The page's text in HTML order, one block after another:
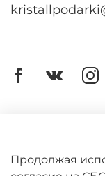
Оферта
Продолжая